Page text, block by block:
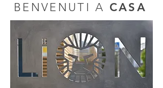
BENVENUTI A CASA